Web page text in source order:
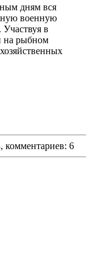
дням вся
военную
в
на рыбном
комментариев: 6